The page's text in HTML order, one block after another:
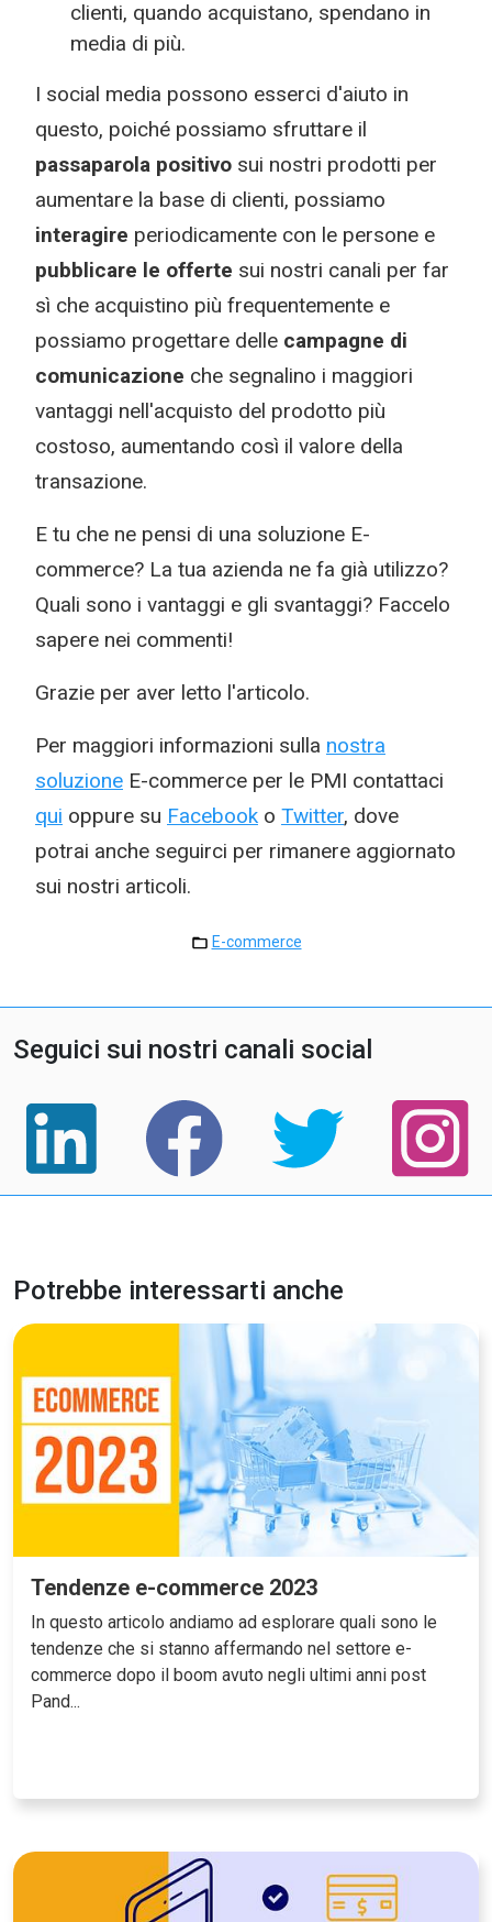
clienti, quando acquistano, spendano in
media di più.
I social media possono esserci d'aiuto in
questo, poiché possiamo sfruttare il
passaparola positivo sui nostri prodotti per
aumentare la base di clienti, possiamo
interagire periodicamente con le persone e
pubblicare le offerte sui nostri canali per far
sì che acquistino più frequentemente e
possiamo progettare delle campagne di
comunicazione che segnalino i maggiori
vantaggi nell'acquisto del prodotto più
costoso, aumentando così il valore della
transazione.
E tu che ne pensi di una soluzione E-
commerce? La tua azienda ne fa già utilizzo?
Quali sono i vantaggi e gli svantaggi? Faccelo
sapere nei commenti!
Grazie per aver letto l'articolo.
Per maggiori informazioni sulla nostra
soluzione E-commerce per le PMI contattaci
qui oppure su Facebook o Twitter, dove
potrai anche seguirci per rimanere aggiornato
sui nostri articoli.
E-commerce
Seguici sui nostri canali social
Potrebbe interessarti anche
Tendenze e-commerce 2023
In questo articolo andiamo ad esplorare quali sono le
tendenze che si stanno affermando nel settore e-
commerce dopo il boom avuto negli ultimi anni post
Pand...